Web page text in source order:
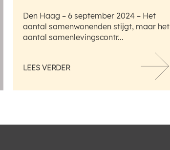
Den Haag – 6 september 2024 – Het
aantal samenwonenden stijgt, maar het
aantal samenlevingscontr...
LEES VERDER